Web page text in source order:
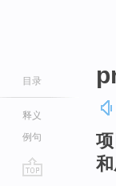
目录
释义
例句